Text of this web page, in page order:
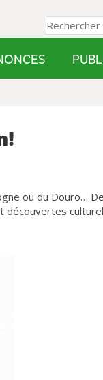
ou du Douro…
découvertes